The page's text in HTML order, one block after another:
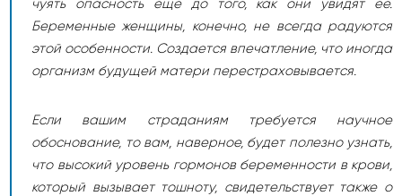
чуять опасность еще до того, как они увидят ее.
Беременные женщины, конечно, не всегда радуются
этой особенности. Создается впечатление, что иногда
организм будущей матери перестраховывается.
Если вашим страданиям требуется научное
обоснование, то вам, наверное, будет полезно узнать,
что высокий уровень гормонов беременности в крови,
который вызывает тошноту, свидетельствует также о